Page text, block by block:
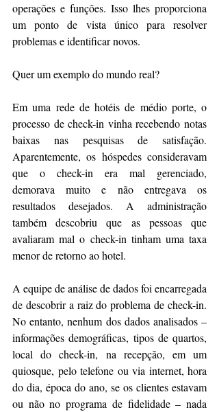
operações e funções. Isso lhes proporciona
um ponto de vista único para resolver
problemas e identificar novos.
Quer um exemplo do mundo real?
Em uma rede de hotéis de médio porte, o
processo de check-in vinha recebendo notas
baixas nas pesquisas de satisfação.
Aparentemente, os hóspedes consideravam
que o check-in era mal gerenciado,
demorava muito e não entregava os
resultados desejados. A administração
também descobriu que as pessoas que
avaliaram mal o check-in tinham uma taxa
menor de retorno ao hotel.
A equipe de análise de dados foi encarregada
de descobrir a raiz do problema de check-in.
No entanto, nenhum dos dados analisados –
informações demográficas, tipos de quartos,
local do check-in, na recepção, em um
quiosque, pelo telefone ou via internet, hora
do dia, época do ano, se os clientes estavam
ou não no programa de fidelidade – nada